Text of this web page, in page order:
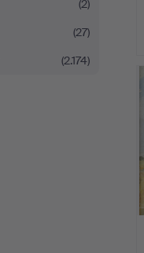
(2)
(27)
(2.174)